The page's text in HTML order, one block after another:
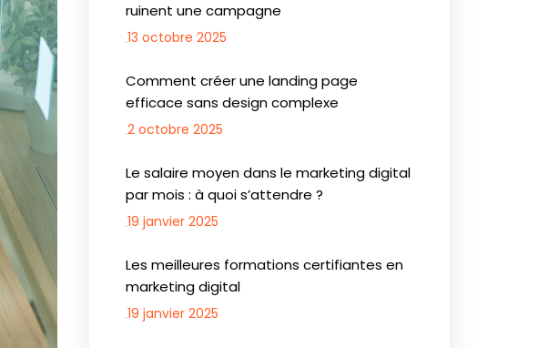
ruinent une campagne
13 octobre 2025
Comment créer une landing page
efficace sans design complexe
2 octobre 2025
Le salaire moyen dans le marketing digital
par mois : à quoi s’attendre ?
19 janvier 2025
Les meilleures formations certifiantes en
marketing digital
19 janvier 2025